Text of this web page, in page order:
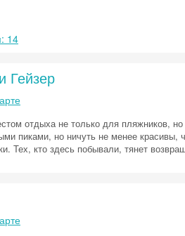
14
Гейзер
отдыха не только для пляжников,
пиками, но ничуть не менее
Тех, кто здесь побывали, тянет
Скидка −5%
Хочешь дешевле? Оставь почту и